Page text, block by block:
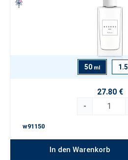
50 ml 1.5
27.80 €
-
w91150
In den Warenkorb